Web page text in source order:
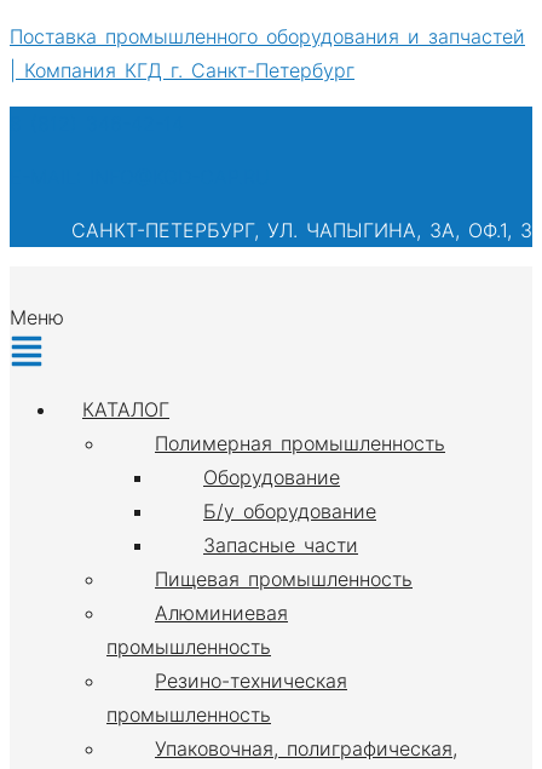
Поставка промышленного оборудования и запчастей
| Компания КГД г. Санкт-Петербург
САНКТ-ПЕТЕРБУРГ, УЛ. ЧАПЫГИНА, 3А, ОФ.1, 3
Меню
КАТАЛОГ
Полимерная промышленность
Оборудование
Б/у оборудование
Запасные части
Пищевая промышленность
Алюминиевая
промышленность
Резино-техническая
промышленность
Упаковочная, полиграфическая,